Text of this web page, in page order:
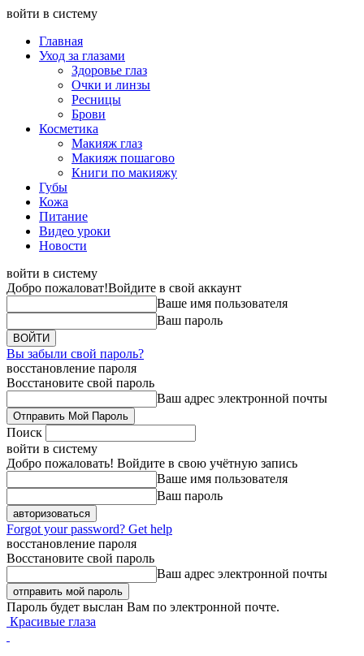
войти в систему
Главная
Уход за глазами
Здоровье глаз
Очки и линзы
Ресницы
Брови
Косметика
Макияж глаз
Макияж пошагово
Книги по макияжу
Губы
Кожа
Питание
Видео уроки
Новости
войти в систему
Добро пожаловат!Войдите в свой аккаунт
Ваше имя пользователя
Ваш пароль
Вы забыли свой пароль?
восстановление пароля
Восстановите свой пароль
Ваш адрес электронной почты
Поиск
войти в систему
Добро пожаловать! Войдите в свою учётную запись
Ваше имя пользователя
Ваш пароль
Forgot your password? Get help
восстановление пароля
Восстановите свой пароль
Ваш адрес электронной почты
Пароль будет выслан Вам по электронной почте.
Красивые глаза